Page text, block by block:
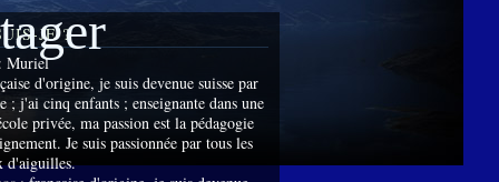
JE ?
Muriel